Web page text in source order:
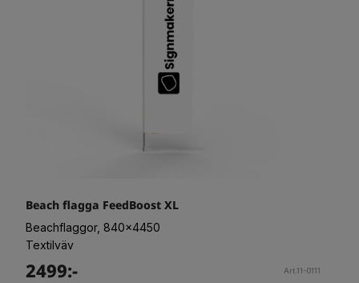
Beach flagga FeedBoost XL
Beachflaggor, 840x4450
Textilväv
2499:- Art.11-0111